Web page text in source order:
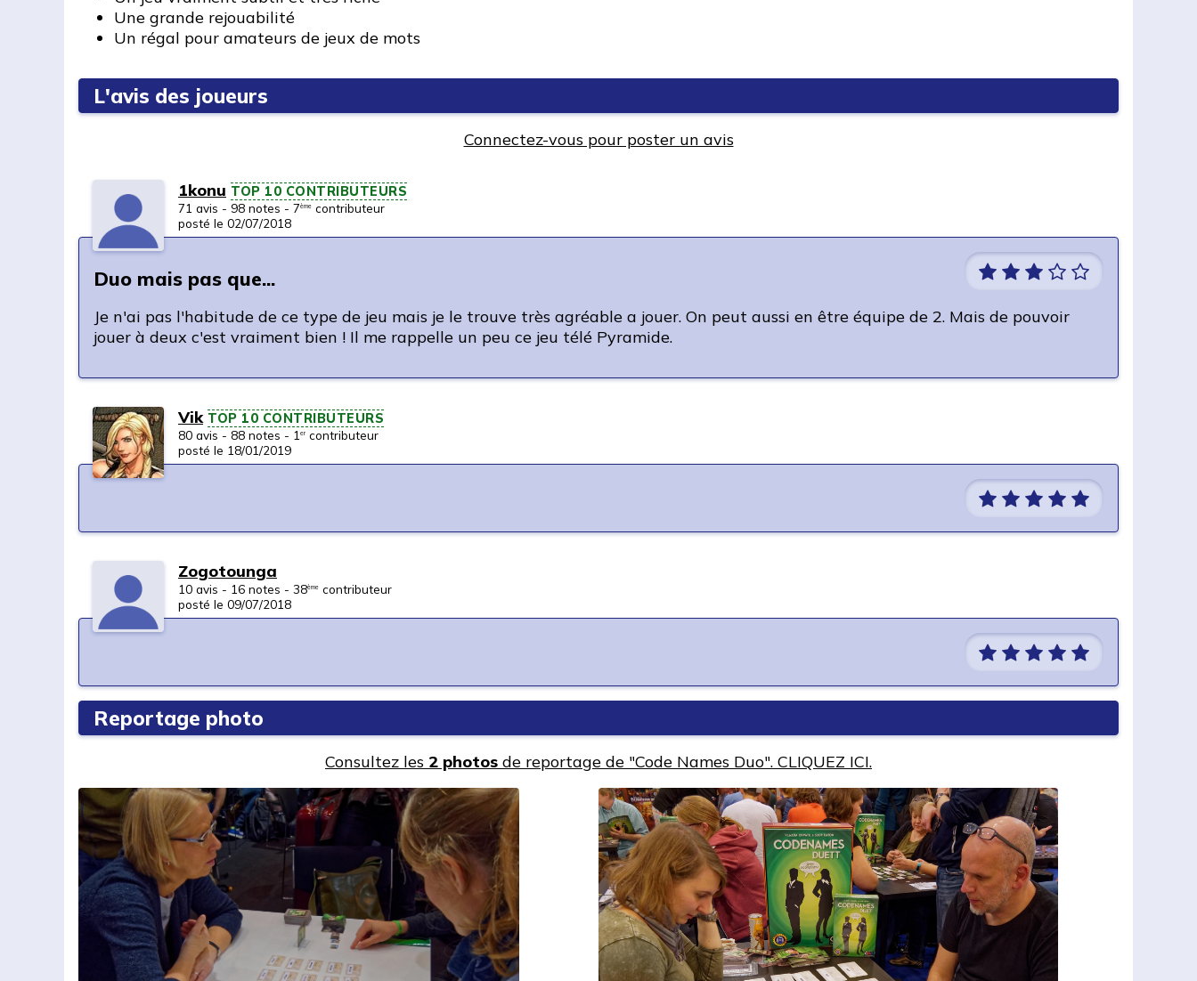
Une grande rejouabilité
Un régal pour amateurs de jeux de mots
L'avis des joueurs
Connectez-vous pour poster un avis
1konu TOP 10 CONTRIBUTEURS
71 avis - 98 notes - 7ème contributeur
posté le 02/07/2018
Duo mais pas que...
Je n'ai pas l'habitude de ce type de jeu mais je le trouve très agréable a jouer. On peut aussi en être équipe de 2. Mais de pouvoir
jouer à deux c'est vraiment bien ! Il me rappelle un peu ce jeu télé Pyramide.
Vik TOP 10 CONTRIBUTEURS
80 avis - 88 notes - 1 er contributeur
posté le 18/01/2019
Zogotounga
10 avis - 16 notes - 38ème contributeur
posté le 09/07/2018
Reportage photo
Consultez les 2 photos de reportage de "Code Names Duo". CLIQUEZ ICI.